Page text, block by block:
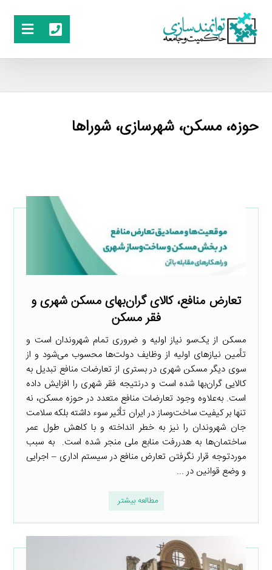
حوزه، مسکن، شهرسازی، شوراها
تعارض منافع، کالای گران‌بهای مسکن شهری و
فقر مسکن
مسکن از یک‌سو نیاز اولیه و ضروری تمام شهروندان است و
تأمین نیازهای اولیه از وظایف دولت‌ها محسوب می‌شود و از
سوی دیگر مسکن شهری در بستری از تعارضات منافع تبدیل به
کالایی گران‌بها شده است و درنتیجه فقر شهری را افزایش داده
است. به‌علاوه وجود تعارضات منافع متعدد در حوزه مسکن، نه
تنها بر کیفیت ساخت‌وساز در ایران تأثیر سوء داشته بلکه سلامت
جان شهروندان را نیز به خطر انداخته و با کاهش طول عمر
ساختمان‌ها به هدررفت منابع ملی منجر شده است. به سبب
موردتوجه قرار نگرفتن تعارض منافع در سیستم اداری – اجرایی
و وضع قوانین در ...
مطالعه بیشتر